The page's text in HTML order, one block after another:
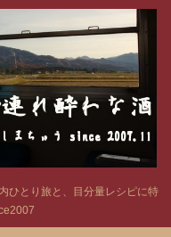
ひとり旅と、目分量レシピに特